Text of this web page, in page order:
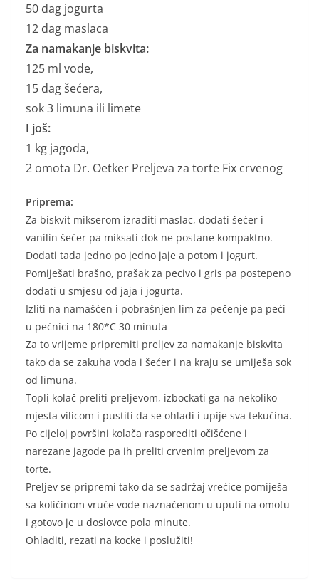
50 dag jogurta
12 dag maslaca
Za namakanje biskvita:
125 ml vode,
15 dag šećera,
sok 3 limuna ili limete
I još:
1 kg jagoda,
2 omota Dr. Oetker Preljeva za torte Fix crvenog
Priprema:
Za biskvit mikserom izraditi maslac, dodati šećer i
vanilin šećer pa miksati dok ne postane kompaktno.
Dodati tada jedno po jedno jaje a potom i jogurt.
Pomiješati brašno, prašak za pecivo i gris pa postepeno
dodati u smjesu od jaja i jogurta.
Izliti na namašćen i pobrašnjen lim za pečenje pa peći
u pećnici na 180*C 30 minuta
Za to vrijeme pripremiti preljev za namakanje biskvita
tako da se zakuha voda i šećer i na kraju se umiješa sok
od limuna.
Topli kolač preliti preljevom, izbockati ga na nekoliko
mjesta vilicom i pustiti da se ohladi i upije sva tekućina.
Po cijeloj površini kolača rasporediti očišćene i
narezane jagode pa ih preliti crvenim preljevom za
torte.
Preljev se pripremi tako da se sadržaj vrećice pomiješa
sa količinom vruće vode naznačenom u uputi na omotu
i gotovo je u doslovce pola minute.
Ohladiti, rezati na kocke i poslužiti!